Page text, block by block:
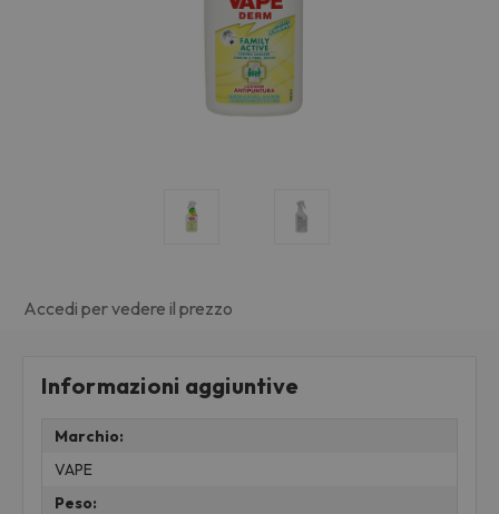
Accedi per vedere il prezzo
Informazioni aggiuntive
Marchio:
VAPE
Peso: